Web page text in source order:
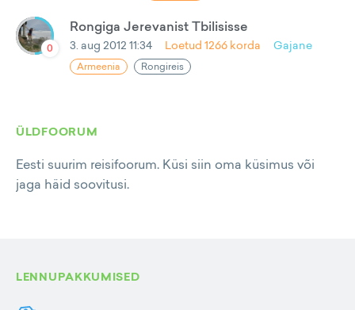
0
Rongiga Jerevanist Tbilisisse
3. aug 2012 11:34 Loetud 1266 korda Gajane
Armeenia Rongireis
ÜLDFOORUM
Eesti suurim reisifoorum. Küsi siin oma küsimus või
jaga häid soovitusi.
LENNUPAKKUMISED